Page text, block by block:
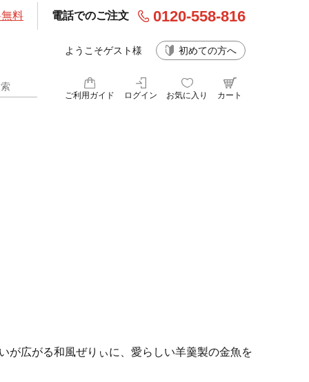
料 電話でのご注文 0120-558-816
ようこそゲスト様 初めての方へ
ご利用ガイド ログイン お気に入り カート
が広がる和風ぜりぃに、愛らしい羊羹製の金魚を